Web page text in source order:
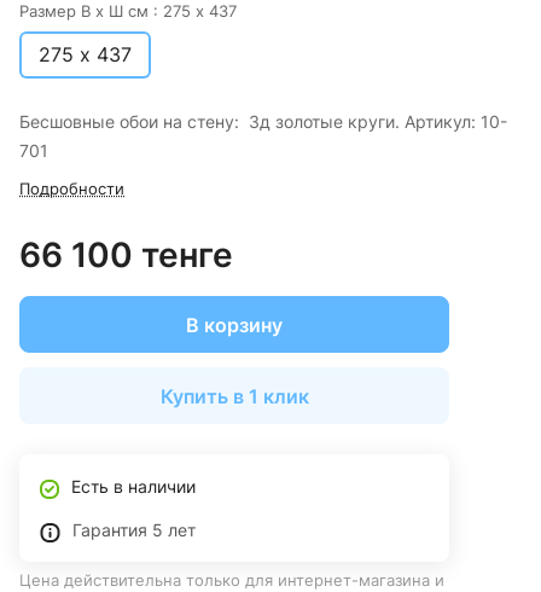
Размер В х Ш см : 275 х 437
275 х 437
Бесшовные обои на стену: 3д золотые круги. Артикул: 10-
701
Подробности
66 100 тенге
В корзину
Купить в 1 клик
Есть в наличии
Гарантия 5 лет
Цена действительна только для интернет-магазина и